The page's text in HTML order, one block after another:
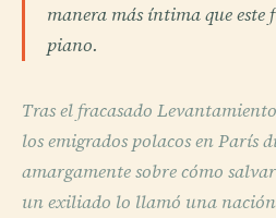
manera más íntima que
piano.
Tras el fracasado
los emigrados polacos en París
amargamente sobre cómo
un exiliado lo llamó una